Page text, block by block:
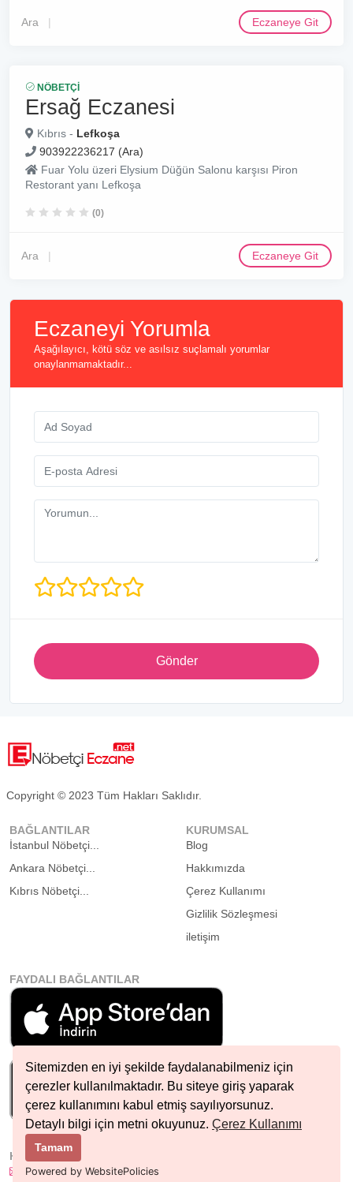
Sitemizden en iyi şekilde faydalanabilmeniz için
çerezler kullanılmaktadır. Bu siteye giriş yaparak
çerez kullanımını kabul etmiş sayılıyorsunuz.
Detaylı bilgi için metni okuyunuz. Çerez Kullanımı
Tamam
Powered by WebsitePolicies
Ara Eczaneye Git
NÖBETÇI
Ersağ Eczanesi
Kıbrıs - Lefkoşa
903922236217 (Ara)
Fuar Yolu üzeri Elysium Düğün Salonu karşısı Piron
Restorant yanı Lefkoşa
(0)
Ara Eczaneye Git
Eczaneyi Yorumla
Aşağılayıcı, kötü söz ve asılsız suçlamalı yorumlar
onaylanmamaktadır...
Gönder
Copyright © 2023 Tüm Hakları Saklıdır.
BAĞLANTILAR
İstanbul Nöbetçi...
Ankara Nöbetçi...
Kıbrıs Nöbetçi...
KURUMSAL
Blog
Hakkımızda
Çerez Kullanımı
Gizlilik Sözleşmesi
iletişim
FAYDALI BAĞLANTILAR
HIZLI İLETIŞIM
info@nobetcieczane.net